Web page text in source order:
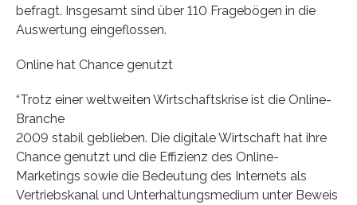
befragt. Insgesamt sind über 110 Fragebögen in die
Auswertung eingeflossen.
Online hat Chance genutzt
“Trotz einer weltweiten Wirtschaftskrise ist die Online-
Branche
2009 stabil geblieben. Die digitale Wirtschaft hat ihre
Chance genutzt und die Effizienz des Online-
Marketings sowie die Bedeutung des Internets als
Vertriebskanal und Unterhaltungsmedium unter Beweis